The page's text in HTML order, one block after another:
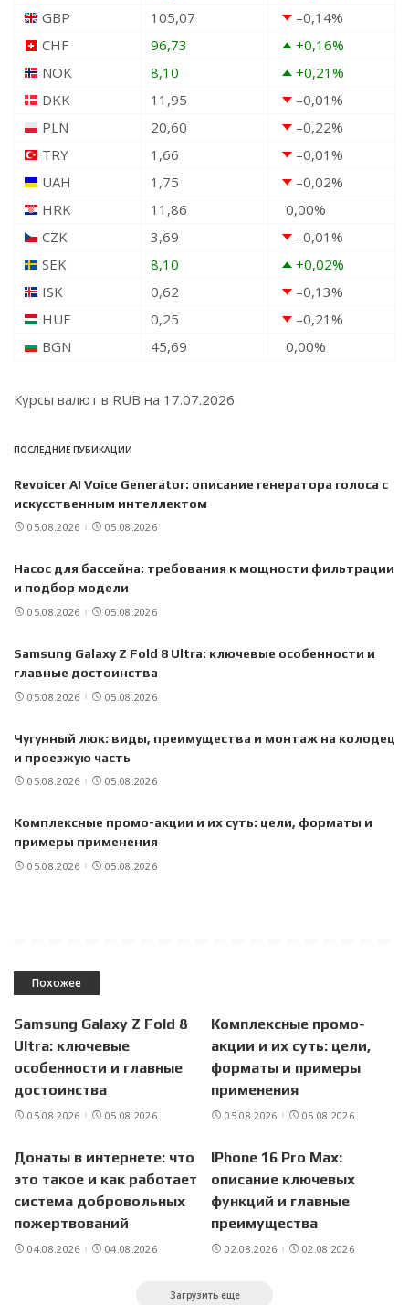
GBP
105,07 –0,14%
CHF
96,73 +0,16%
NOK
8,10 +0,21%
DKK
11,95 –0,01%
PLN
20,60 –0,22%
TRY
1,66 –0,01%
UAH
1,75 –0,02%
HRK
11,86 0,00%
CZK
3,69 –0,01%
SEK
8,10 +0,02%
ISK
0,62 –0,13%
HUF
0,25 –0,21%
BGN
45,69 0,00%
Курсы валют в RUB на 17.07.2026
ПОСЛЕДНИЕ ПУБИКАЦИИ
Revoicer AI Voice Generator: описание генератора голоса с
искусственным интеллектом
05.08.2026 05.08.2026
Насос для бассейна: требования к мощности фильтрации
и подбор модели
05.08.2026 05.08.2026
Samsung Galaxy Z Fold 8 Ultra: ключевые особенности и
главные достоинства
05.08.2026 05.08.2026
Чугунный люк: виды, преимущества и монтаж на колодец
и проезжую часть
05.08.2026 05.08.2026
Комплексные промо-акции и их суть: цели, форматы и
примеры применения
05.08.2026 05.08.2026
Похожее
Samsung Galaxy Z Fold 8
Ultra: ключевые
особенности и главные
достоинства
05.08.2026 05.08.2026
Комплексные промо-
акции и их суть: цели,
форматы и примеры
применения
05.08.2026 05.08.2026
Донаты в интернете: что
это такое и как работает
система добровольных
пожертвований
04.08.2026 04.08.2026
IPhone 16 Pro Max:
описание ключевых
функций и главные
преимущества
02.08.2026 02.08.2026
Загрузить еще